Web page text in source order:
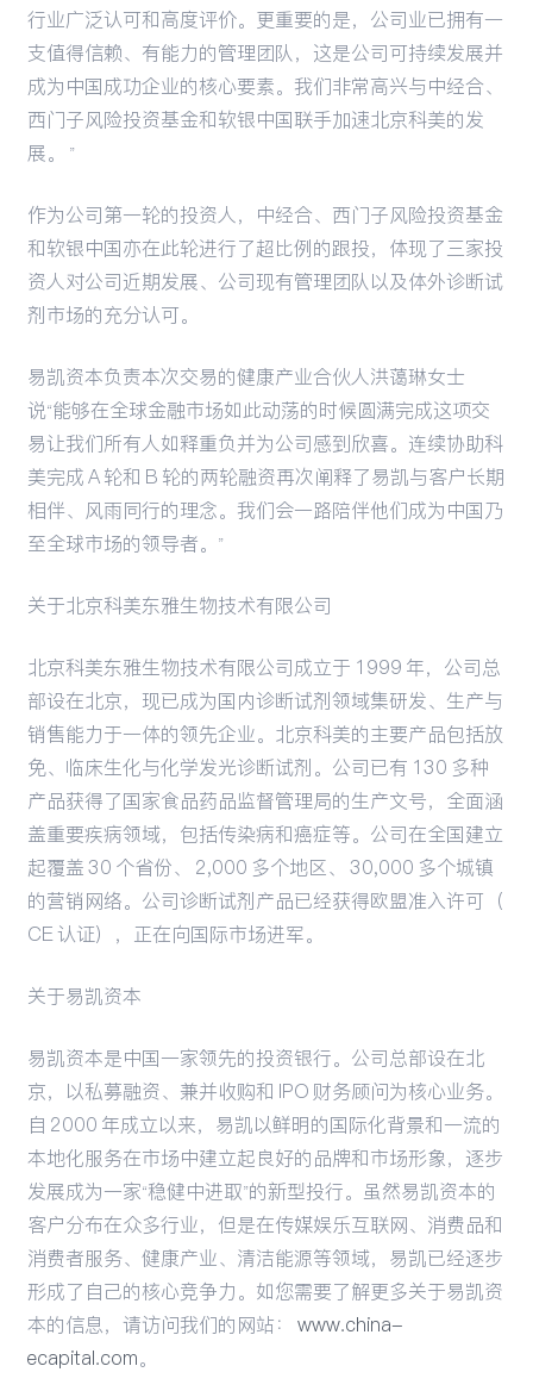
行业广泛认可和高度评价。更重要的是，公司业已拥有一
支值得信赖、有能力的管理团队，这是公司可持续发展并
成为中国成功企业的核心要素。我们非常高兴与中经合、
西门子风险投资基金和软银中国联手加速北京科美的发
展。 ”
作为公司第一轮的投资人，中经合、西门子风险投资基金
和软银中国亦在此轮进行了超比例的跟投，体现了三家投
资人对公司近期发展、公司现有管理团队以及体外诊断试
剂市场的充分认可。
易凯资本负责本次交易的健康产业合伙人洪蔼琳女士
说“能够在全球金融市场如此动荡的时候圆满完成这项交
易让我们所有人如释重负并为公司感到欣喜。连续协助科
美完成 A 轮和 B 轮的两轮融资再次阐释了易凯与客户长期
相伴、风雨同行的理念。我们会一路陪伴他们成为中国乃
至全球市场的领导者。”
关于北京科美东雅生物技术有限公司
北京科美东雅生物技术有限公司成立于 1999 年，公司总
部设在北京，现已成为国内诊断试剂领域集研发、生产与
销售能力于一体的领先企业。北京科美的主要产品包括放
免、临床生化与化学发光诊断试剂。公司已有 130 多种
产品获得了国家食品药品监督管理局的生产文号，全面涵
盖重要疾病领域，包括传染病和癌症等。公司在全国建立
起覆盖 30 个省份、 2,000 多个地区、 30,000 多个城镇
的营销网络。公司诊断试剂产品已经获得欧盟准入许可（
CE 认证），正在向国际市场进军。
关于易凯资本
易凯资本是中国一家领先的投资银行。公司总部设在北
京，以私募融资、兼并收购和 IPO 财务顾问为核心业务。
自 2000 年成立以来，易凯以鲜明的国际化背景和一流的
本地化服务在市场中建立起良好的品牌和市场形象，逐步
发展成为一家“稳健中进取”的新型投行。虽然易凯资本的
客户分布在众多行业，但是在传媒娱乐互联网、消费品和
消费者服务、健康产业、清洁能源等领域，易凯已经逐步
形成了自己的核心竞争力。如您需要了解更多关于易凯资
本的信息，请访问我们的网站：www.china-
ecapital.com。